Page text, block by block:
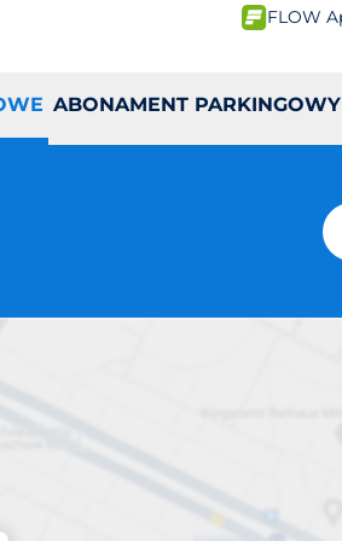
FLOW
ABONAMENT PARKINGOWY
2